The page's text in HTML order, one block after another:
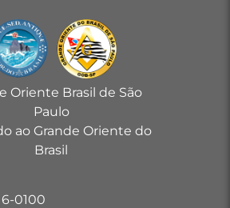
Oriente Brasil de São
Paulo
ao Grande Oriente do
Brasil
0100